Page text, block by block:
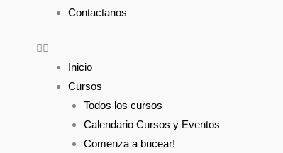
Contactanos
Inicio
Cursos
Todos los cursos
Calendario Cursos y Eventos
Comenza a bucear!